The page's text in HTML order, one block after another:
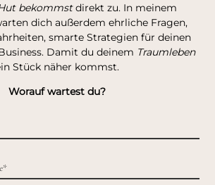
bekommstdirekt zu. In meinem
dich außerdem ehrliche Fragen,
smarte Strategien für deinen
Damit du deinem Traumleben
Stück näher kommst.
Worauf wartest du?